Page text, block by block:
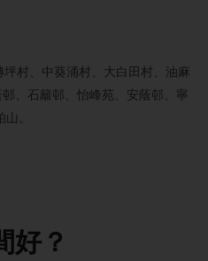
村、中葵涌村、大白田村、油麻
、石籬邨、怡峰苑、安蔭邨、寧
。
好？